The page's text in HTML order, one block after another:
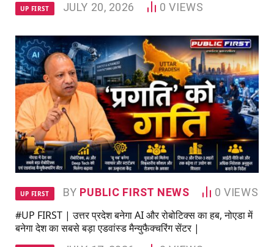
UP FIRST JULY 20, 2026 0VIEWS
UP FIRST BY PUBLIC FIRST NEWS 0VIEWS
#UP FIRST | उत्तर प्रदेश बनेगा AI और रोबोटिक्स का हब, नोएडा में
बनेगा देश का सबसे बड़ा एडवांस्ड मैन्युफैक्चरिंग सेंटर |